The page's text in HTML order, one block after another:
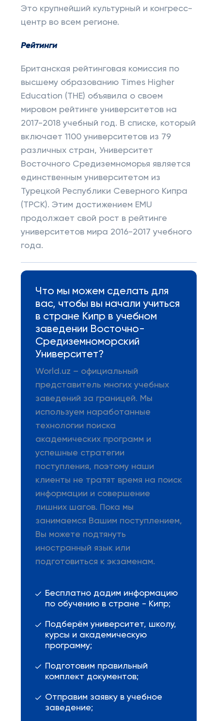
Это крупнейший культурный и конгресс-
центр во всем регионе.
Рейтинги
Британская рейтинговая комиссия по
высшему образованию Times Higher
Education (THE) объявила о своем
мировом рейтинге университетов на
2017-2018 учебный год. В списке, который
включает 1100 университетов из 79
различных стран, Университет
Восточного Средиземноморья является
единственным университетом из
Турецкой Республики Северного Кипра
(ТРСК). Этим достижением EMU
продолжает свой рост в рейтинге
университетов мира 2016-2017 учебного
года.
Что мы можем сделать для
вас, чтобы вы начали учиться
в стране Кипр в учебном
заведении Восточно-
Средиземноморский
Университет?
World.uz – официальный
представитель многих учебных
заведений за границей. Мы
используем наработанные
технологии поиска
академических программ и
успешные стратегии
поступления, поэтому наши
клиенты не тратят время на поиск
информации и совершение
лишних шагов. Пока мы
занимаемся Вашим поступлением,
Вы можете подтянуть
иностранный язык или
подготовиться к экзаменам.
Бесплатно дадим информацию
по обучению в стране - Кипр;
Подберём университет, школу,
курсы и академическую
программу;
Подготовим правильный
комплект документов;
Отправим заявку в учебное
заведение;